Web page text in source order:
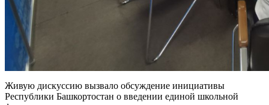
Живую дискуссию вызвало обсуждение инициативы
Республики Башкортостан о введении единой школьной